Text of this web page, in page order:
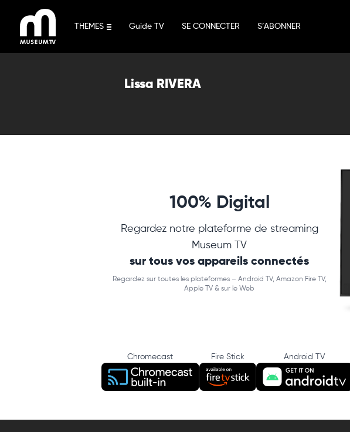
contenu
THEMES Guide TV SE CONNECTER S’ABONNER
Lissa RIVERA
100% Digital
Regardez notre plateforme de streaming
Museum TV
sur tous vos appareils connectés
Regardez sur toutes les plateformes – Android TV, Amazon Fire TV,
Apple TV & sur le Web
Chromecast Fire Stick Android TV